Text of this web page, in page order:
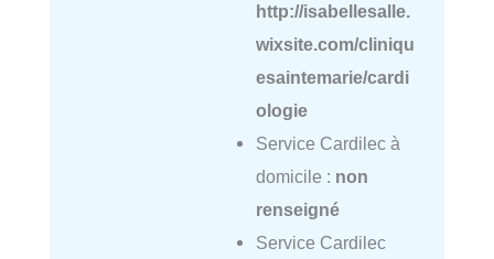
http://isabellesalle.
wixsite.com/cliniqu
esaintemarie/cardi
ologie
Service Cardilec à
domicile : non
renseigné
Service Cardilec